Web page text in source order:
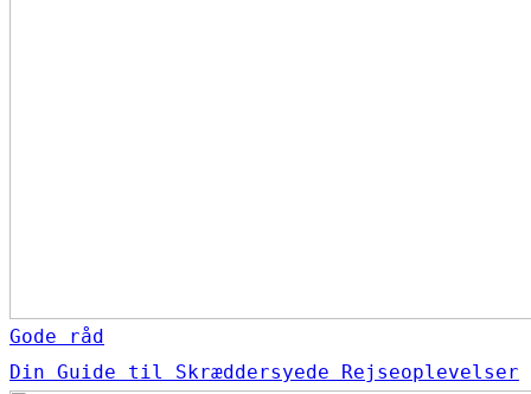
Gode råd
Din Guide til Skræddersyede Rejseoplevelser